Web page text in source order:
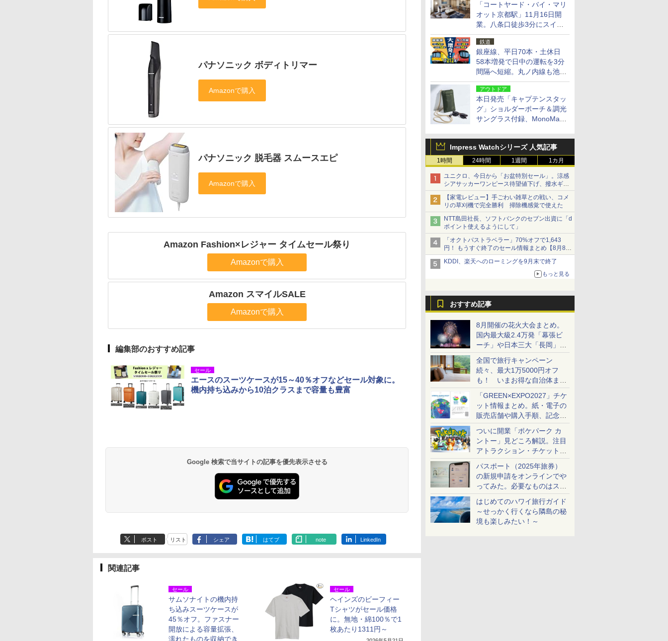
「コートヤード・バイ・マリ
オット京都駅」11月16日開
業。八条口徒歩3分にスイー
ト含む全270室、ダイニング
も併設
鉄道
銀座線、平日70本・土休日
58本増発で日中の運転を3分
間隔へ短縮。丸ノ内線も池袋
～中野坂上を4分間隔に
アウトドア
本日発売「キャプテンスタッ
グ」ショルダーポーチ＆調光
サングラス付録、MonoMax
Impress Watchシリーズ 人気記事
1時間 24時間 1週間 1カ月
ユニクロ、今日から「お盆特別セール」。涼感
シアサッカーワンピース待望値下げ、撥水ギア
ショーツは1990円に
【家電レビュー】手ごわい雑草との戦い、コメ
リの草刈機で完全勝利 掃除機感覚で使えた
NTT島田社長、ソフトバンクのセブン出資に「d
ポイント使えるようにして」
「オクトパストラベラー」70%オフで1,643
円！ もうすぐ終了のセール情報まとめ【8月8日
更新】
ニンテンドーeショップでは「大神 絶景版」が
KDDI、楽天へのローミングを9月末で終了
もっと見る
おすすめ記事
8月開催の花火大会まとめ。
国内最大級2.4万発「幕張ビ
ーチ」や日本三大「長岡」な
ど大型イベント目白押し！
全国で旅行キャンペーン
続々、最大1万5000円オフ
も！ いまお得な自治体まと
め
「GREEN×EXPO2027」チケ
ット情報まとめ。紙・電子の
販売店舗や購入手順、記念チ
ケットも解説
ついに開業「ポケパーク カ
ントー」見どころ解説。注目
アトラクション・チケット手
配・来場前に必要な準備は？
パスポート（2025年旅券）
の新規申請をオンラインでや
ってみた。必要なものはスマ
ホとマイナカードのみ
はじめてのハワイ旅行ガイド
～せっかく行くなら隣島の秘
境も楽しみたい！～
パナソニック ボディトリマー
パナソニック 脱毛器 スムースエピ
Amazon Fashion×レジャー タイムセール祭り
Amazonで購入
Amazon スマイルSALE
Amazonで購入
編集部のおすすめ記事
セール
エースのスーツケースが15～40％オフなどセール対象に。
機内持ち込みから10泊クラスまで容量も豊富
Google 検索で当サイトの記事を優先表示させる
ポスト リスト シェア はてブ note LinkedIn
関連記事
セール
サムソナイトの機内持
ち込みスーツケースが
45％オフ。ファスナー
開放による容量拡張、
濡れたものを収納でき
セール
ヘインズのビーフィー
Tシャツがセール価格
に。無地・綿100％で1
枚あたり1311円～